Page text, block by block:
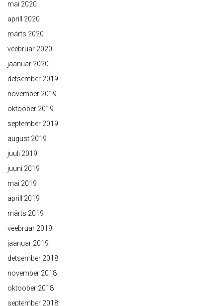
mai 2020
aprill 2020
märts 2020
veebruar 2020
jaanuar 2020
detsember 2019
november 2019
oktoober 2019
september 2019
august 2019
juuli 2019
juuni 2019
mai 2019
aprill 2019
märts 2019
veebruar 2019
jaanuar 2019
detsember 2018
november 2018
oktoober 2018
september 2018